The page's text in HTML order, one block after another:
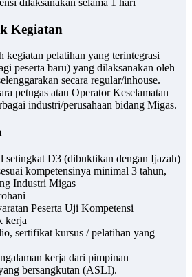
Kegiatan
kegiatan pelatihan yang terintegrasi
peserta baru) yang dilaksanakan oleh
secara regular/inhouse.
petugas atau Operator Keselamatan
industri/perusahaan bidang Migas.
setingkat D3 (dibuktikan dengan Ijazah)
kompetensinya minimal 3 tahun,
Industri Migas
Peserta Uji Kompetensi
kerja
sertifikat kursus / pelatihan yang
kerja dari pimpinan
bersangkutan (ASLI).